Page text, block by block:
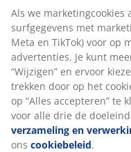
Als we marketingcookies
surfgegevens met
Meta en TikTok) voor op
advertenties. Je kunt
“Wijzigen” en ervoor
trekken door op het
op “Alles accepteren” te
voor alle drie de
verzameling en
ons cookiebeleid.